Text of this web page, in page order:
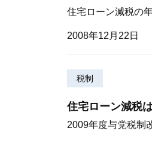
住宅ローン減税の
2008年12月22日
税制
住宅ローン減税
2009年度与党税制